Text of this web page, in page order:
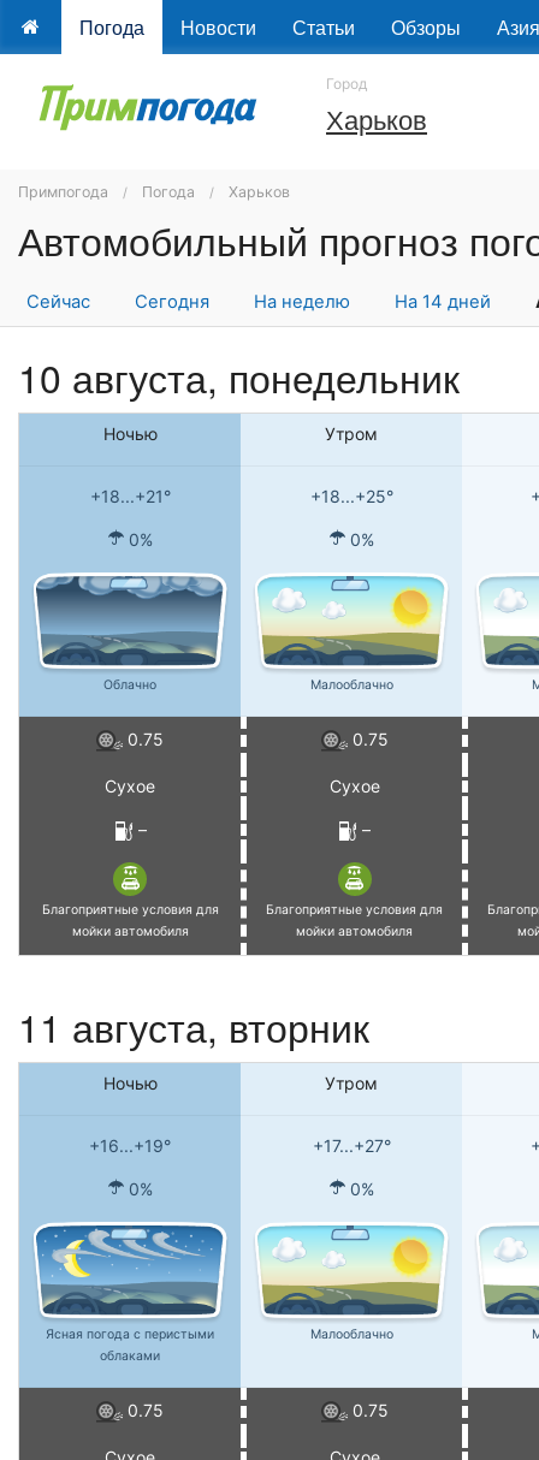
Погода Новости Статьи Обзоры Азия
Город
Харьков
Примпогода Погода Харьков
Сейчас Сегодня На неделю На 14 дней
10 августа, понедельник
Ночью Утром
+18...+21° +18...+25°
0% 0%
Облачно Малооблачно
0.75 0.75
Сухое Сухое
– –
Благоприятные условия для
мойки автомобиля
Благоприятные условия для
мойки автомобиля
11 августа, вторник
Ночью Утром
+16...+19° +17...+27°
0% 0%
Ясная погода с перистыми
облаками
Малооблачно
0.75 0.75